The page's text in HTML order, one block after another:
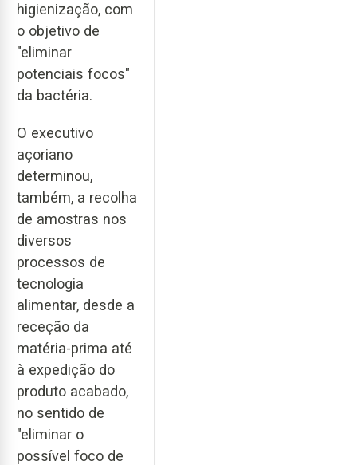
higienização, com
o objetivo de
"eliminar
potenciais focos"
da bactéria.
O executivo
açoriano
determinou,
também, a recolha
de amostras nos
diversos
processos de
tecnologia
alimentar, desde a
receção da
matéria-prima até
à expedição do
produto acabado,
no sentido de
"eliminar o
possível foco de